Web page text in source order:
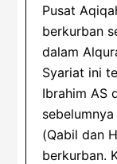
Pusat
berkurban
dalam
Syariat ini
Ibrahim AS
(Qabil dan
berkurban.